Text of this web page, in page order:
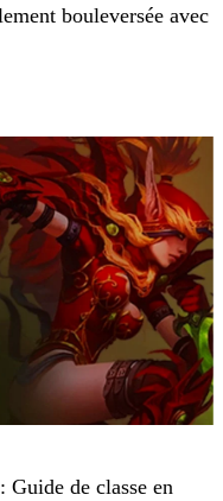
bouleversée avec
de classe en